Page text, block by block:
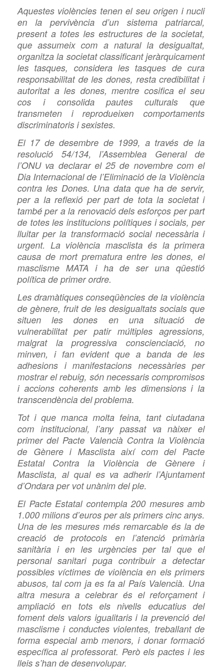
Aquestes violències tenen el seu origen i nucli
en la pervivència d’un sistema patriarcal,
present a totes les estructures de la societat,
que assumeix com a natural la desigualtat,
organitza la societat classificant jeràrquicament
les tasques, considera les tasques de cura
responsabilitat de les dones, resta credibilitat i
autoritat a les dones, mentre cosifica el seu
cos i consolida pautes culturals que
transmeten i reprodueixen comportaments
discriminatoris i sexistes.
El 17 de desembre de 1999, a través de la
resolució 54/134, l’Assemblea General de
l’ONU va declarar el 25 de novembre com el
Dia Internacional de l’Eliminació de la Violència
contra les Dones. Una data que ha de servir,
per a la reflexió per part de tota la societat i
també per a la renovació dels esforços per part
de totes les institucions polítiques i socials, per
lluitar per la transformació social necessària i
urgent. La violència masclista és la primera
causa de mort prematura entre les dones, el
masclisme MATA i ha de ser una qüestió
política de primer ordre.
Les dramàtiques conseqüències de la violència
de gènere, fruit de les desigualtats socials que
situen les dones en una situació de
vulnerabilitat per patir múltiples agressions,
malgrat la progressiva conscienciació, no
minven, i fan evident que a banda de les
adhesions i manifestacions necessàries per
mostrar el rebuig, són necessaris compromisos
i accions coherents amb les dimensions i la
transcendència del problema.
Tot i que manca molta feina, tant ciutadana
com institucional, l’any passat va nàixer el
primer del Pacte Valencià Contra la Violència
de Gènere i Masclista així com del Pacte
Estatal Contra la Violència de Gènere i
Masclista, al qual es va adherir l’Ajuntament
d’Ondara per vot unànim del ple.
El Pacte Estatal contempla 200 mesures amb
1.000 milions d’euros per als primers cinc anys.
Una de les mesures més remarcable és la de
creació de protocols en l’atenció primària
sanitària i en les urgències per tal que el
personal sanitari puga contribuir a detectar
possibles víctimes de violència en els primers
abusos, tal com ja es fa al País Valencià. Una
altra mesura a celebrar és el reforçament i
ampliació en tots els nivells educatius del
foment dels valors igualitaris i la prevenció del
masclisme i conductes violentes, treballant de
forma especial amb menors, i donar formació
específica al professorat. Però els pactes i les
lleis s’han de desenvolupar.